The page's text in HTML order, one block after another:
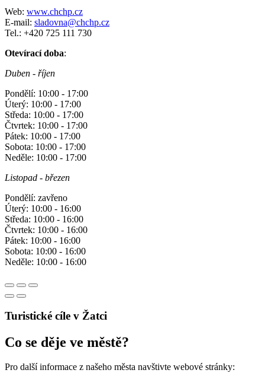
Web: www.chchp.cz
E-mail: sladovna@chchp.cz
Tel.: +420 725 111 730
Otevírací doba:
Duben - říjen
Pondělí: 10:00 - 17:00
Úterý: 10:00 - 17:00
Středa: 10:00 - 17:00
Čtvrtek: 10:00 - 17:00
Pátek: 10:00 - 17:00
Sobota: 10:00 - 17:00
Neděle: 10:00 - 17:00
Listopad - březen
Pondělí: zavřeno
Úterý: 10:00 - 16:00
Středa: 10:00 - 16:00
Čtvrtek: 10:00 - 16:00
Pátek: 10:00 - 16:00
Sobota: 10:00 - 16:00
Neděle: 10:00 - 16:00
Turistické cíle v Žatci
Co se děje ve městě?
Pro další informace z našeho města navštivte webové stránky: